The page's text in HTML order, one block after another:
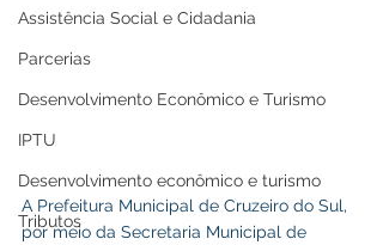
Assistência Social e Cidadania
Parcerias
Desenvolvimento Econômico e Turismo
IPTU
Desenvolvimento econômico e turismo
Tributos
A Prefeitura Municipal de Cruzeiro do Sul,
por meio da Secretaria Municipal de